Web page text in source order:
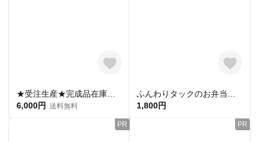
6,000円 送料無料
1,800円
PR PR